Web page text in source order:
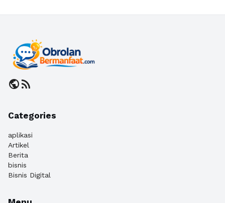
publicrss_feed
Categories
aplikasi
Artikel
Berita
bisnis
Bisnis Digital